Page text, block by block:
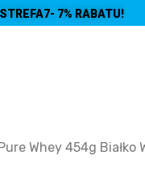
7% RABATU!
Whey 454g Białko